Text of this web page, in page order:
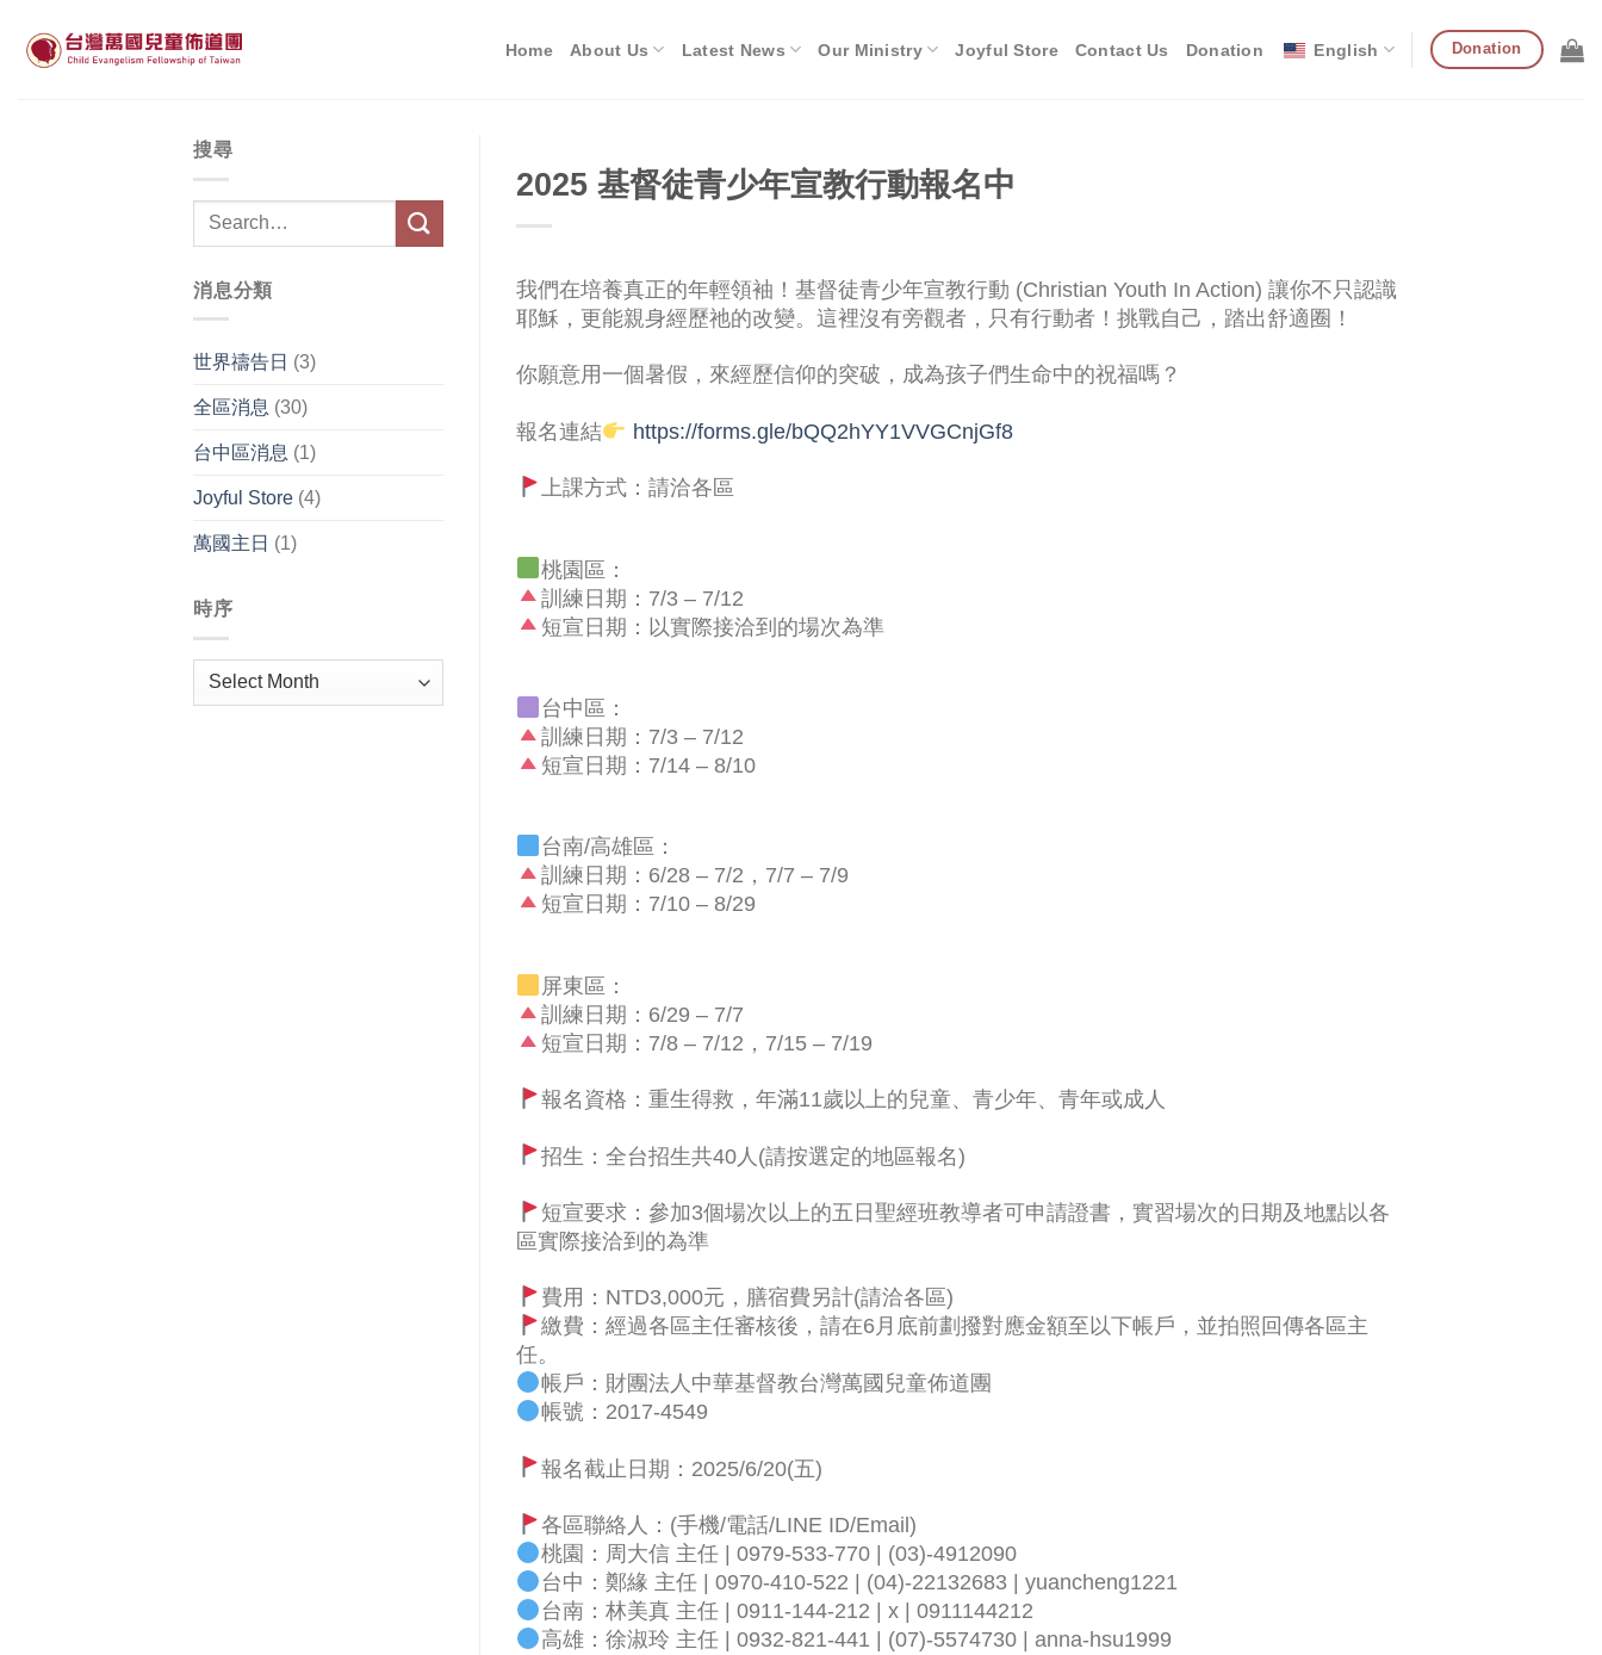
content
Home About Us Latest News Our Ministry Joyful Store Contact Us Donation English Donation
搜尋
消息分類
世界禱告日 (3)
全區消息 (30)
台中區消息 (1)
Joyful Store (4)
萬國主日 (1)
時序
2025 基督徒青少年宣教行動報名中
我們在培養真正的年輕領袖！基督徒青少年宣教行動 (Christian Youth In Action) 讓你不只認識
耶穌，更能親身經歷祂的改變。這裡沒有旁觀者，只有行動者！挑戰自己，踏出舒適圈！
你願意用一個暑假，來經歷信仰的突破，成為孩子們生命中的祝福嗎？
報名連結 https://forms.gle/bQQ2hYY1VVGCnjGf8
上課方式：請洽各區
桃園區：
訓練日期：7/3 – 7/12
短宣日期：以實際接洽到的場次為準
台中區：
訓練日期：7/3 – 7/12
短宣日期：7/14 – 8/10
台南/高雄區：
訓練日期：6/28 – 7/2，7/7 – 7/9
短宣日期：7/10 – 8/29
屏東區：
訓練日期：6/29 – 7/7
短宣日期：7/8 – 7/12，7/15 – 7/19
報名資格：重生得救，年滿11歲以上的兒童、青少年、青年或成人
招生：全台招生共40人(請按選定的地區報名)
短宣要求：參加3個場次以上的五日聖經班教導者可申請證書，實習場次的日期及地點以各
區實際接洽到的為準
費用：NTD3,000元，膳宿費另計(請洽各區)
繳費：經過各區主任審核後，請在6月底前劃撥對應金額至以下帳戶，並拍照回傳各區主
任。
帳戶：財團法人中華基督教台灣萬國兒童佈道團
帳號：2017-4549
報名截止日期：2025/6/20(五)
各區聯絡人：(手機/電話/LINE ID/Email)
桃園：周大信 主任 | 0979-533-770 | (03)-4912090
台中：鄭緣 主任 | 0970-410-522 | (04)-22132683 | yuancheng1221
台南：林美真 主任 | 0911-144-212 | x | 0911144212
高雄：徐淑玲 主任 | 0932-821-441 | (07)-5574730 | anna-hsu1999